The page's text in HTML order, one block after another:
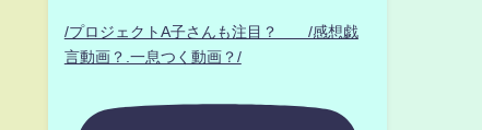
/プロジェクトA子さんも注目？ /感想戯
言動画？.一息つく動画？/